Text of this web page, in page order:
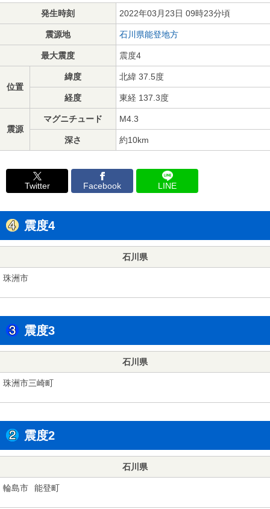
発生時刻 2022年03月23日 09時23分頃
震源地 石川県能登地方
最大震度 震度4
位置
緯度 北緯 37.5度
経度 東経 137.3度
震源
マグニチュード M4.3
深さ 約10km
Twitter Facebook LINE
震度4
石川県
珠洲市
震度3
石川県
珠洲市三崎町
震度2
石川県
輪島市 能登町